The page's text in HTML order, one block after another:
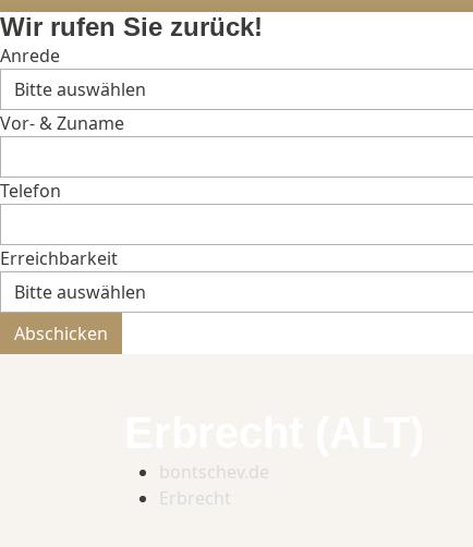
Wir rufen Sie zurück!
Anrede
Vor- & Zuname
Telefon
Erreichbarkeit
Bitte nicht ausfüllen.
Abschicken
bontschev.de
Erbrecht